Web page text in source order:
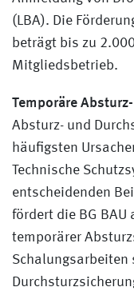
(LBA). Die
beträgt bis zu
Mitgliedsbetrieb.
Temporäre
Absturz- und
häufigsten
Technische
entscheidenden
fördert die BG BAU
temporärer
Schalungsarbeiten